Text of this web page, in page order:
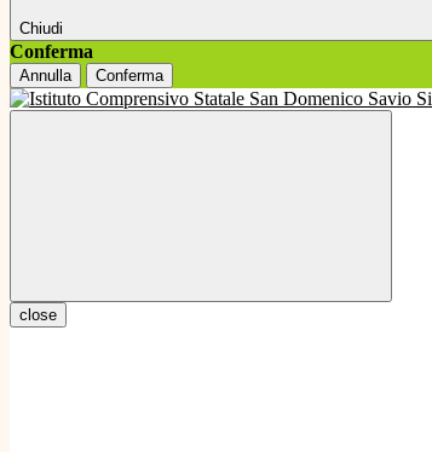
Chiudi
Conferma
Annulla Conferma
close